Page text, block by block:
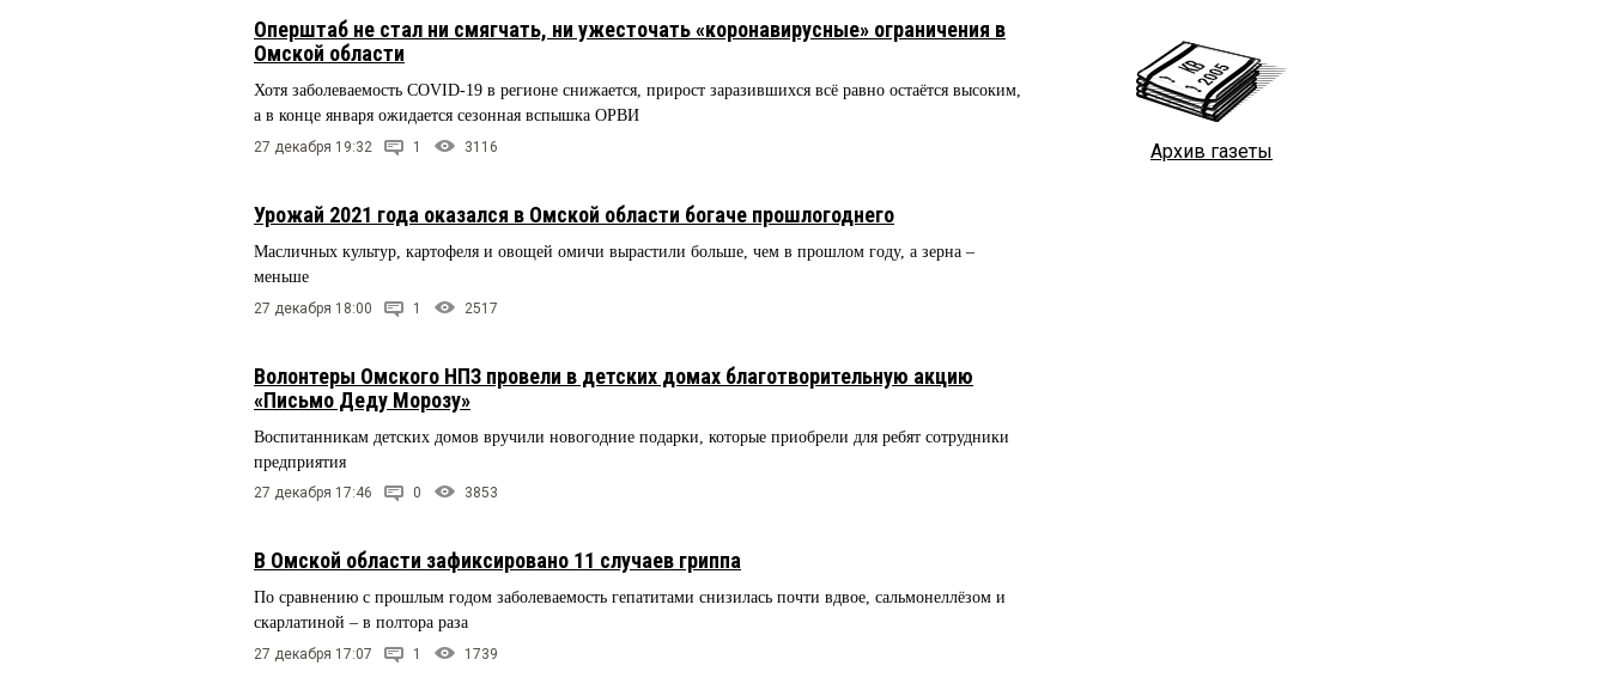
Оперштаб не стал ни смягчать, ни ужесточать «коронавирусные» ограничения в
Омской области
Хотя заболеваемость COVID-19 в регионе снижается, прирост заразившихся всё равно остаётся высоким,
а в конце января ожидается сезонная вспышка ОРВИ
27 декабря 19:32 1 3116
Урожай 2021 года оказался в Омской области богаче прошлогоднего
Масличных культур, картофеля и овощей омичи вырастили больше, чем в прошлом году, а зерна –
меньше
27 декабря 18:00 1 2517
Волонтеры Омского НПЗ провели в детских домах благотворительную акцию
«Письмо Деду Морозу»
Воспитанникам детских домов вручили новогодние подарки, которые приобрели для ребят сотрудники
предприятия
27 декабря 17:46 0 3853
В Омской области зафиксировано 11 случаев гриппа
По сравнению с прошлым годом заболеваемость гепатитами снизилась почти вдвое, сальмонеллёзом и
скарлатиной – в полтора раза
27 декабря 17:07 1 1739
Архив газеты